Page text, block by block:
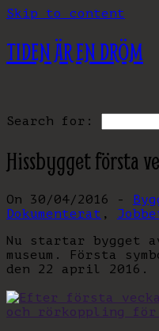
Skip to content
TIDEN ÄR EN DRÖM
Search for:
Hissbygget första
On 30/04/2016 -
Dokumenterat ,
Nu startar bygget
museum. Första
den 22 april 2016.